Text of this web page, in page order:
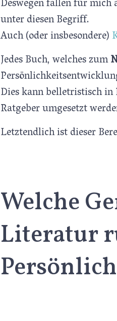
unter diesen Begriff.
Auch (oder insbesondere)
Jedes Buch, welches zum
Dies kann belletristisch
Ratgeber umgesetzt
Letztendlich ist dieser
Welche
Literatur